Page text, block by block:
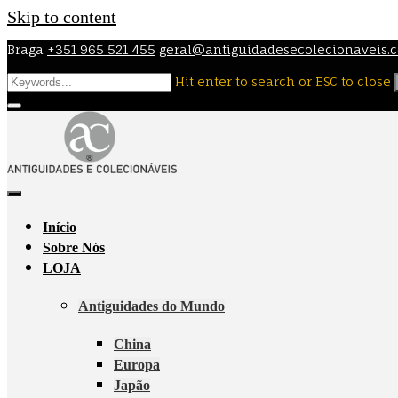
Skip to content
Braga +351 965 521 455
Hit enter to search or ESC to close
Início
Sobre Nós
LOJA
Antiguidades do Mundo
China
Europa
Japão